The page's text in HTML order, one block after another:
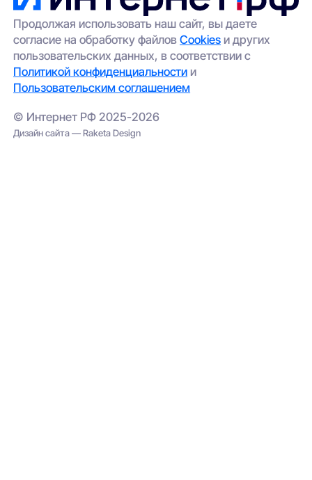
выбрать альтернативный вариант
(например, беспроводной интернет);
проверить соседние адреса — иногда
сеть проведена в соседнем корпусе.
Продолжая использовать наш сайт, вы даете
согласие на обработку файловCookies и других
пользовательских данных, в соответствии с
Политикой конфиденциальности и
Пользовательским соглашением
© Интернет РФ 2025-2026
Дизайн сайта — Raketa Design